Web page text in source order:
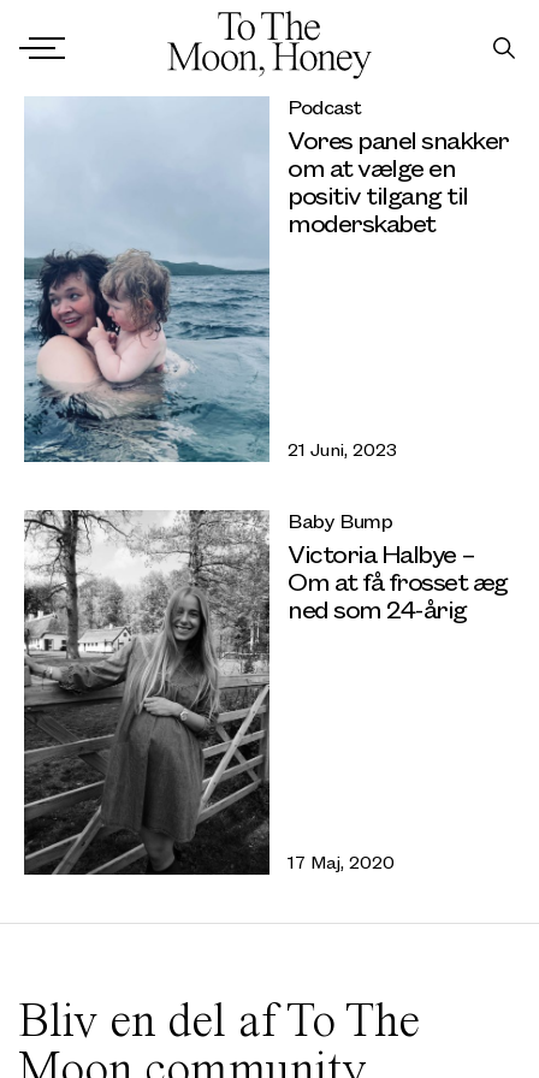
Podcast
Vores panel snakker
om at vælge en
positiv tilgang til
moderskabet
21 Juni, 2023
Baby Bump
Victoria Halbye –
Om at få frosset æg
ned som 24-årig
17 Maj, 2020
Bliv en del af To The